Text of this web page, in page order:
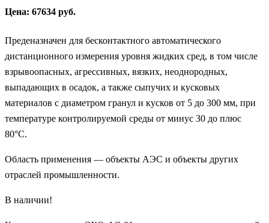
Цена: 67634 руб.
Преденазначен для бесконтактного автоматического
дистанционного измерения уровня жидких сред, в том числе
взрывоопасных, агрессивных, вязких, неоднородных,
выпадающих в осадок, а также сыпучих и кусковых
материалов с диаметром гранул и кусков от 5 до 300 мм, при
температуре контролируемой среды от минус 30 до плюс
80°С.
Область применения — объекты АЭС и объекты других
отраслей промышленности.
В наличии!